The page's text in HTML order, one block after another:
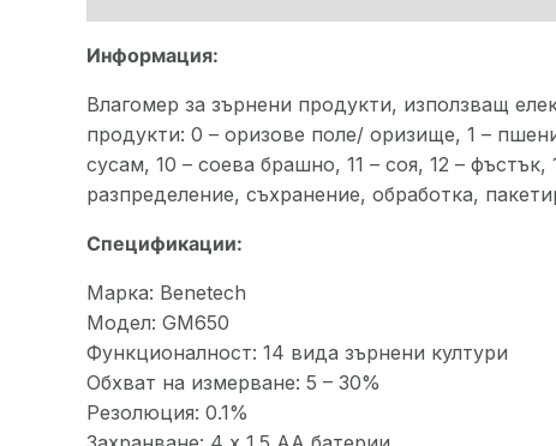
Информация:
Влагомер за зърнени продукти, използващ
продукти: 0 – оризове поле/ оризище, 1 –
сусам, 10 – соева брашно, 11 – соя, 12 –
разпределение, съхранение, обработка,
Спецификации:
Марка: Benetech
Модел: GM650
Функционалност: 14 вида зърнени култури
Обхват на измерване: 5 – 30%
Резолюция: 0.1%